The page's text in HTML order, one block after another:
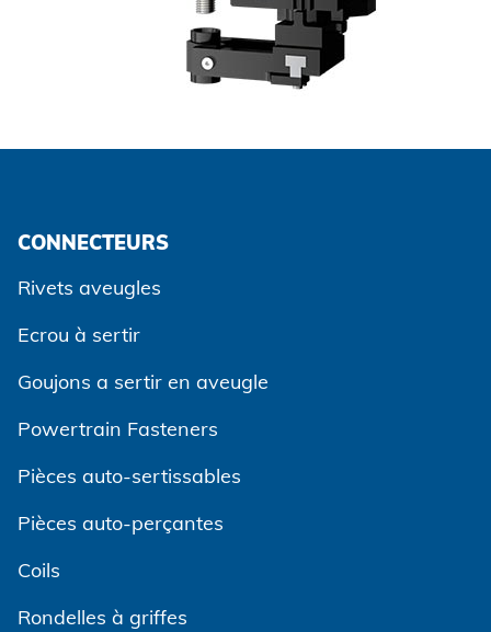
CONNECTEURS
Rivets aveugles
Ecrou à sertir
Goujons a sertir en aveugle
Powertrain Fasteners
Pièces auto-sertissables
Pièces auto-perçantes
Coils
Rondelles à griffes